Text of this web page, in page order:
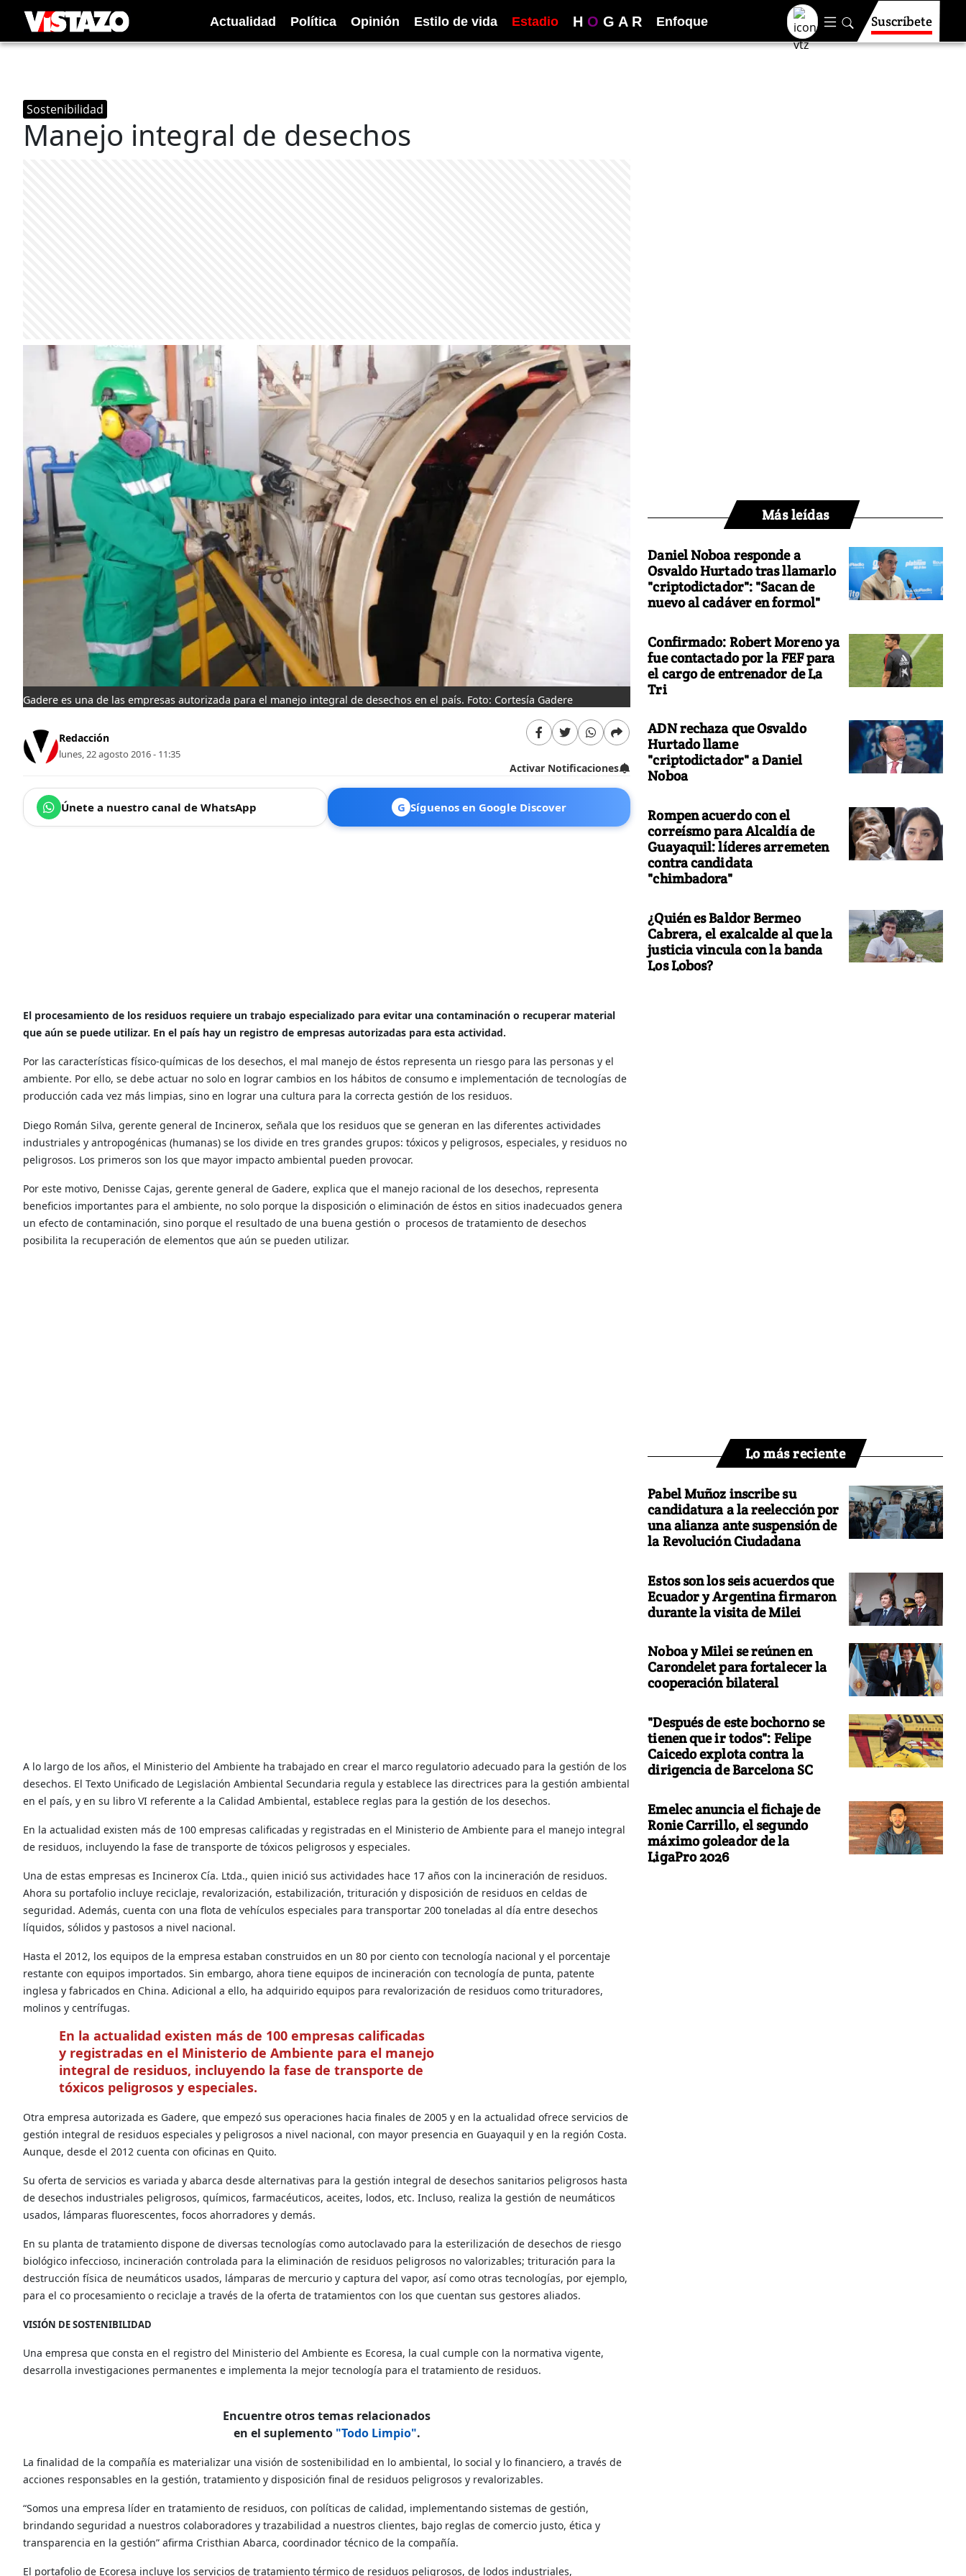
Actualidad Política Opinión Estilo de vida Estadio H O G A R Enfoque Suscríbete
Sostenibilidad
Manejo integral de desechos
Gadere es una de las empresas autorizada para el manejo integral de desechos en el país. Foto: Cortesía Gadere
Redacción
lunes, 22 agosto 2016 - 11:35
Activar Notificaciones
Únete a nuestro canal de WhatsApp G Síguenos en Google Discover
El procesamiento de los residuos requiere un trabajo especializado para evitar una contaminación o recuperar material
que aún se puede utilizar. En el país hay un registro de empresas autorizadas para esta actividad.
Por las características físico-químicas de los desechos, el mal manejo de éstos representa un riesgo para las personas y el
ambiente. Por ello, se debe actuar no solo en lograr cambios en los hábitos de consumo e implementación de tecnologías de
producción cada vez más limpias, sino en lograr una cultura para la correcta gestión de los residuos.
Diego Román Silva, gerente general de Incinerox, señala que los residuos que se generan en las diferentes actividades
industriales y antropogénicas (humanas) se los divide en tres grandes grupos: tóxicos y peligrosos, especiales, y residuos no
peligrosos. Los primeros son los que mayor impacto ambiental pueden provocar.
Por este motivo, Denisse Cajas, gerente general de Gadere, explica que el manejo racional de los desechos, representa
beneficios importantes para el ambiente, no solo porque la disposición o eliminación de éstos en sitios inadecuados genera
un efecto de contaminación, sino porque el resultado de una buena gestión o procesos de tratamiento de desechos
posibilita la recuperación de elementos que aún se pueden utilizar.
A lo largo de los años, el Ministerio del Ambiente ha trabajado en crear el marco regulatorio adecuado para la gestión de los
desechos. El Texto Unificado de Legislación Ambiental Secundaria regula y establece las directrices para la gestión ambiental
en el país, y en su libro VI referente a la Calidad Ambiental, establece reglas para la gestión de los desechos.
En la actualidad existen más de 100 empresas calificadas y registradas en el Ministerio de Ambiente para el manejo integral
de residuos, incluyendo la fase de transporte de tóxicos peligrosos y especiales.
Una de estas empresas es Incinerox Cía. Ltda., quien inició sus actividades hace 17 años con la incineración de residuos.
Ahora su portafolio incluye reciclaje, revalorización, estabilización, trituración y disposición de residuos en celdas de
seguridad. Además, cuenta con una flota de vehículos especiales para transportar 200 toneladas al día entre desechos
líquidos, sólidos y pastosos a nivel nacional.
Hasta el 2012, los equipos de la empresa estaban construidos en un 80 por ciento con tecnología nacional y el porcentaje
restante con equipos importados. Sin embargo, ahora tiene equipos de incineración con tecnología de punta, patente
inglesa y fabricados en China. Adicional a ello, ha adquirido equipos para revalorización de residuos como trituradores,
molinos y centrífugas.
En la actualidad existen más de 100 empresas calificadas
y registradas en el Ministerio de Ambiente para el manejo
integral de residuos, incluyendo la fase de transporte de
tóxicos peligrosos y especiales.
Otra empresa autorizada es Gadere, que empezó sus operaciones hacia finales de 2005 y en la actualidad ofrece servicios de
gestión integral de residuos especiales y peligrosos a nivel nacional, con mayor presencia en Guayaquil y en la región Costa.
Aunque, desde el 2012 cuenta con oficinas en Quito.
Su oferta de servicios es variada y abarca desde alternativas para la gestión integral de desechos sanitarios peligrosos hasta
de desechos industriales peligrosos, químicos, farmacéuticos, aceites, lodos, etc. Incluso, realiza la gestión de neumáticos
usados, lámparas fluorescentes, focos ahorradores y demás.
En su planta de tratamiento dispone de diversas tecnologías como autoclavado para la esterilización de desechos de riesgo
biológico infeccioso, incineración controlada para la eliminación de residuos peligrosos no valorizables; trituración para la
destrucción física de neumáticos usados, lámparas de mercurio y captura del vapor, así como otras tecnologías, por ejemplo,
para el co procesamiento o reciclaje a través de la oferta de tratamientos con los que cuentan sus gestores aliados.
VISIÓN DE SOSTENIBILIDAD
Una empresa que consta en el registro del Ministerio del Ambiente es Ecoresa, la cual cumple con la normativa vigente,
desarrolla investigaciones permanentes e implementa la mejor tecnología para el tratamiento de residuos.
Encuentre otros temas relacionados
en el suplemento "Todo Limpio".
La finalidad de la compañía es materializar una visión de sostenibilidad en lo ambiental, lo social y lo financiero, a través de
acciones responsables en la gestión, tratamiento y disposición final de residuos peligrosos y revalorizables.
“Somos una empresa líder en tratamiento de residuos, con políticas de calidad, implementando sistemas de gestión,
brindando seguridad a nuestros colaboradores y trazabilidad a nuestros clientes, bajo reglas de comercio justo, ética y
transparencia en la gestión” afirma Cristhian Abarca, coordinador técnico de la compañía.
El portafolio de Ecoresa incluye los servicios de tratamiento térmico de residuos peligrosos, de lodos industriales,
Más leídas
Daniel Noboa responde a
Osvaldo Hurtado tras llamarlo
"criptodictador": "Sacan de
nuevo al cadáver en formol"
Confirmado: Robert Moreno ya
fue contactado por la FEF para
el cargo de entrenador de La
Tri
ADN rechaza que Osvaldo
Hurtado llame
"criptodictador" a Daniel
Noboa
Rompen acuerdo con el
correísmo para Alcaldía de
Guayaquil: líderes arremeten
contra candidata
"chimbadora"
¿Quién es Baldor Bermeo
Cabrera, el exalcalde al que la
justicia vincula con la banda
Los Lobos?
Lo más reciente
Pabel Muñoz inscribe su
candidatura a la reelección por
una alianza ante suspensión de
la Revolución Ciudadana
Estos son los seis acuerdos que
Ecuador y Argentina firmaron
durante la visita de Milei
Noboa y Milei se reúnen en
Carondelet para fortalecer la
cooperación bilateral
"Después de este bochorno se
tienen que ir todos": Felipe
Caicedo explota contra la
dirigencia de Barcelona SC
Emelec anuncia el fichaje de
Ronie Carrillo, el segundo
máximo goleador de la
LigaPro 2026